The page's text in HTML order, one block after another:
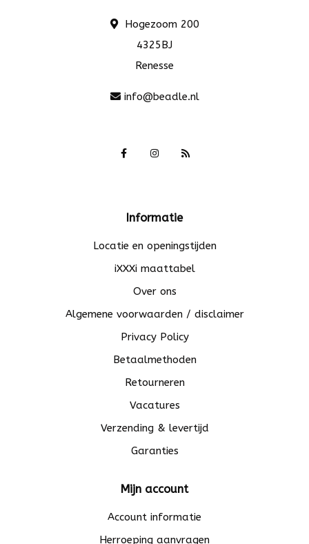
Hogezoom 200
4325BJ
Renesse
info@beadle.nl
Informatie
Locatie en openingstijden
iXXXi maattabel
Over ons
Algemene voorwaarden / disclaimer
Privacy Policy
Betaalmethoden
Retourneren
Vacatures
Verzending & levertijd
Garanties
Mijn account
Account informatie
Herroeping aanvragen